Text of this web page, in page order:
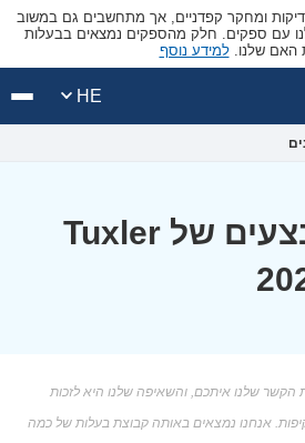
ומחקר קפדניים, אך מתחשבים גם במשוב
עם ספקים. חלק מהספקים נמצאים בבעלות
האם שלנו.למידע נוסף
HE
קופונים ומבצעים של Tuxler
הקשר שלנו איתכם, והשאיפה שלנו היא לזכות
אנחנו נמצאים באותה קבוצת בעלות של כמה